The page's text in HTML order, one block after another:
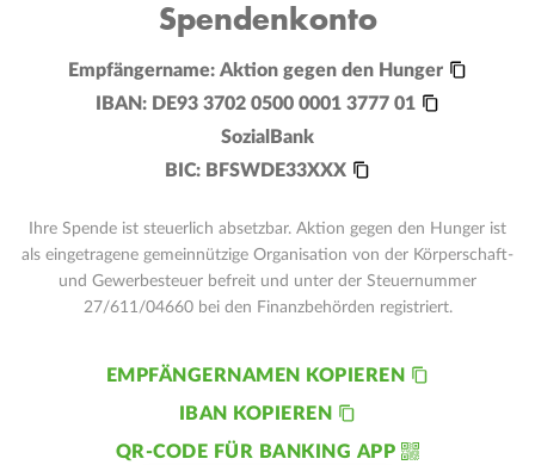
Spendenkonto
Empfängername: Aktion gegen den Hunger
IBAN: DE93 3702 0500 0001 3777 01
SozialBank
BIC: BFSWDE33XXX
Ihre Spende ist steuerlich absetzbar. Aktion gegen den Hunger ist
als eingetragene gemeinnützige Organisation von der Körperschaft-
und Gewerbesteuer befreit und unter der Steuernummer
27/611/04660 bei den Finanzbehörden registriert.
EMPFÄNGERNAMEN KOPIEREN
IBAN KOPIEREN
QR-CODE FÜR BANKING APP